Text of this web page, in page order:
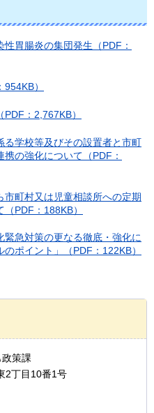
胃腸炎の集団発生（PDF：
）
：2,767KB）
る学校等及びその設置者と市町
の強化について（PDF：
市町村又は児童相談所への定期
PDF：188KB）
緊急対策の更なる徹底・強化に
ポイント」（PDF：122KB）
政策課
2丁目10番1号